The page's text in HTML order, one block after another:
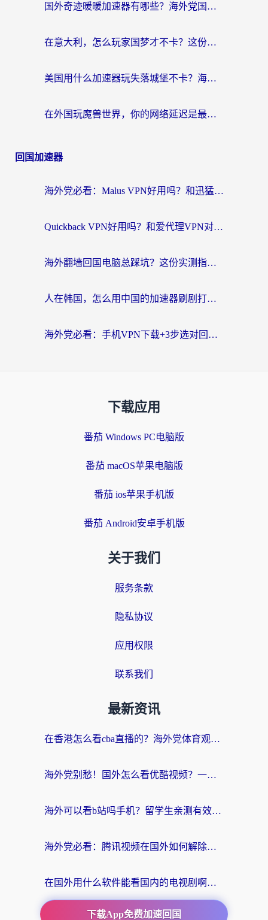
国外奇迹暖暖加速器有哪些？海外党国服游戏畅玩终极指南（附亲测推荐）
在意大利，怎么玩家国梦才不卡？这份终极加速指南请收好
美国用什么加速器玩失落城堡不卡？海外党亲测有效的国服游戏加速指南
在外国玩魔兽世界，你的网络延迟是最大的敌人
回国加速器
海外党必看：Malus VPN好用吗？和迅猛兔VPN对比哪个回国效果更好？附真实体验与避坑指南
Quickback VPN好用吗？和爱代理VPN对比哪个回国效果更好？
海外翻墙回国电脑总踩坑？这份实测指南帮你选对加速器（附ChickCNinitapMalus对比）
人在韩国，怎么用中国的加速器刷剧打游戏？这份真实体验指南给你答案
海外党必看：手机VPN下载+3步选对回国加速器，无缝刷国内资源不再愁
下载应用
番茄 Windows PC电脑版
番茄 macOS苹果电脑版
番茄 ios苹果手机版
番茄 Android安卓手机版
关于我们
服务条款
隐私协议
应用权限
联系我们
最新资讯
在香港怎么看cba直播的？海外党体育观赛终极指南：告别版权限制，畅享中文解说
海外党别愁！国外怎么看优酷视频？一招解决追剧、看直播难题
海外可以看b站吗手机？留学生亲测有效的回国加速指南
海外党必看：腾讯视频在国外如何解除地域限制？附优酷咪咕使用指南
在国外用什么软件能看国内的电视剧啊？留学生亲测有效的回国加速方案
下载App免费加速回国